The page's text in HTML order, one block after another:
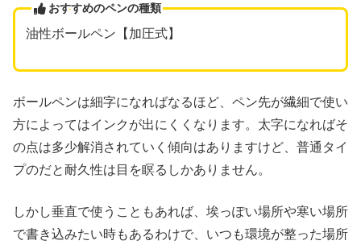
おすすめのペンの種類
油性ボールペン【加圧式】
ボールペンは細字になればなるほど、ペン先が繊細で使い
方によってはインクが出にくくなります。太字になればそ
の点は多少解消されていく傾向はありますけど、普通タイ
プのだと耐久性は目を瞑るしかありません。
しかし垂直で使うこともあれば、埃っぽい場所や寒い場所
で書き込みたい時もあるわけで、いつも環境が整った場所